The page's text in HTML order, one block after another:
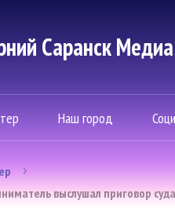
Саранск Mедиа
Наш город
выслушал приговор